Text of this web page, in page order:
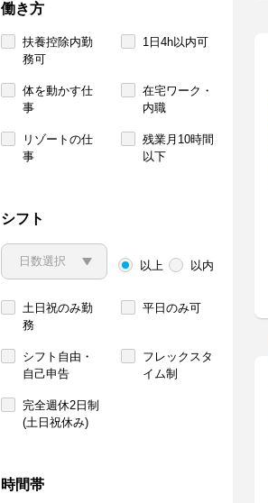
働き方
扶養控除内勤
務可
1日4h以内可
体を動かす仕
事
在宅ワーク・
内職
リゾートの仕
事
残業月10時間
以下
シフト
以上 以内
土日祝のみ勤
務
平日のみ可
シフト自由・
自己申告
フレックスタ
イム制
完全週休2日制
(土日祝休み)
時間帯